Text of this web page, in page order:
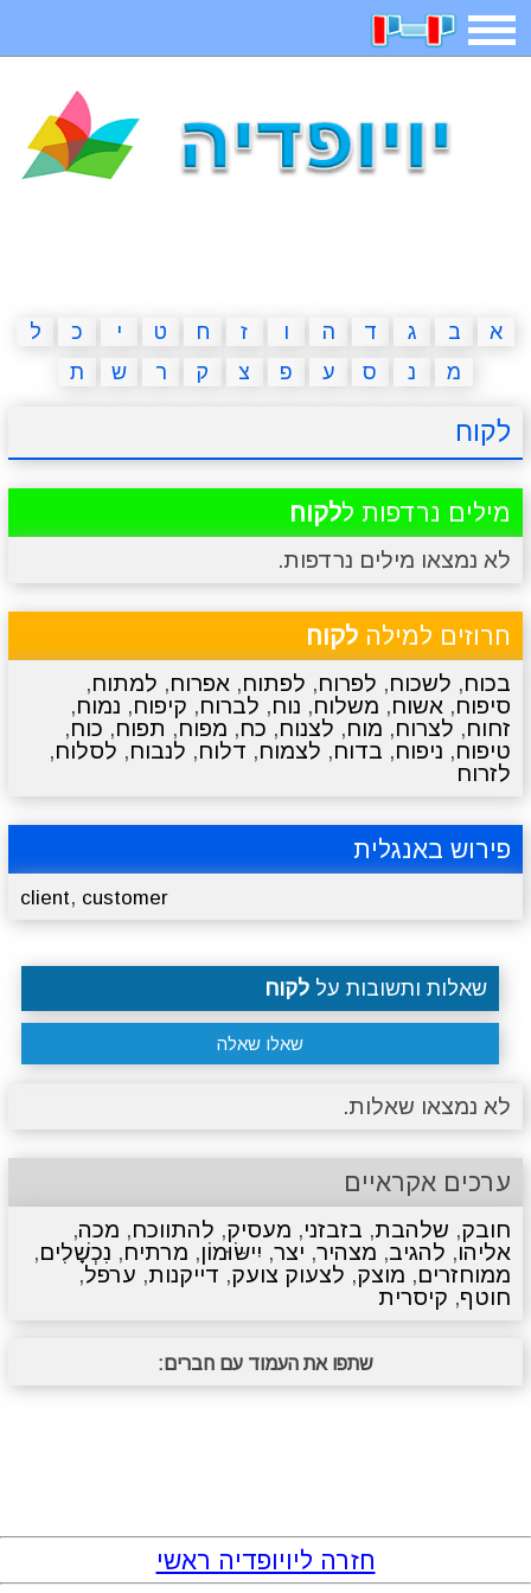
תפריט
איש תלוי מדריכים פוקימון גו מצא הבדלים
יצירה משחקי בנות אשליות חדשות
א ב ג ד ה ו ז ח ט י כ
ל
מ
נ ס ע פ צ ק ר ש ת
לקוח
מילים נרדפות ללקוח
לא נמצאו מילים נרדפות.
חרוזים למילה לקוח
בכוח, לשכוח, לפרוח, לפתוח, אפרוח, למתוח,
סיפוח, אשוח, משלוח, נוח, לברוח, קיפוח, נמוח,
זחוח, לצרוח, מוח, לצנוח, כח, מפוח, תפוח, כוח,
טיפוח, ניפוח, בדוח, לצמוח, דלוח, לנבוח, לסלוח,
לזרוח
פירוש באנגלית
client, customer
שאלות ותשובות על לקוח
שאלו שאלה
לא נמצאו שאלות.
ערכים אקראיים
חובק, שלהבת, בזבזני, מעסיק, להתווכח, מכה,
אליהו, להגיב, מצהיר, יצר, יִישּׂוּמוֹן, מרתיח, נִכְשָׁלִים,
ממוחזרים, מוצק, לצעוק צועק, דייקנות, ערפל,
חוטף, קיסרית
שתפו את העמוד עם חברים:
חזרה ליויופדיה ראשי